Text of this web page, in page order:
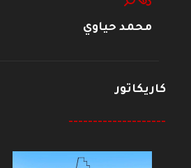
محمد حياوي
كاريكاتور
--------------------